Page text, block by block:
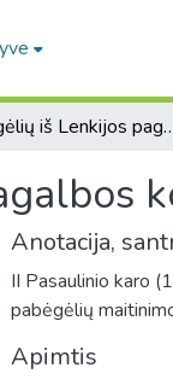
[Pabėgėlių iš Lenkijos
Anotacija,
II Pasaulinio karo
pabėgėlių
Apimtis